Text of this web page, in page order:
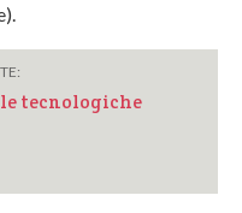
tecnologiche